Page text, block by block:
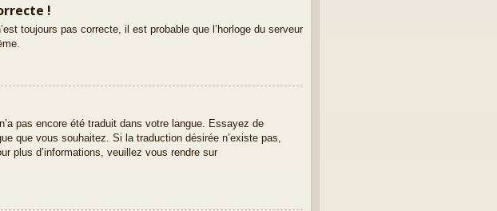
!
toujours pas correcte, il est probable que l’horloge du serveur
pas encore été traduit dans votre langue. Essayez de
que vous souhaitez. Si la traduction désirée n’existe pas,
plus d’informations, veuillez vous rendre sur